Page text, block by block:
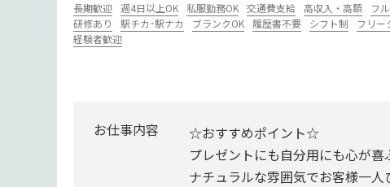
長期歓迎 週4日以上OK 私服勤務OK 交通費支給 高収入・高額
フ
研修あり
駅チカ･駅ナカ ブランクOK 履歴書不要 シフト制
フリー
経験者歓迎
お仕事内容
☆おすすめポイント☆
プレゼントにも自分用にも心が喜
ナチュラルな雰囲気でお客様一